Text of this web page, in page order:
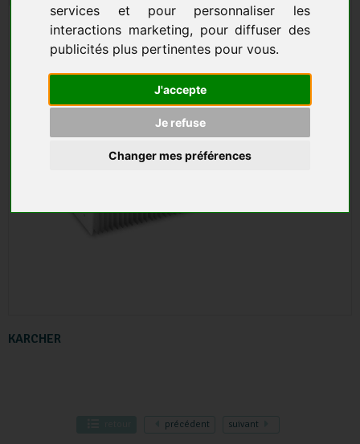
services et pour personnaliser les
interactions marketing, pour diffuser des
publicités plus pertinentes pour vous.
J'accepte
Je refuse
Changer mes préférences
KARCHER
précédent suivant